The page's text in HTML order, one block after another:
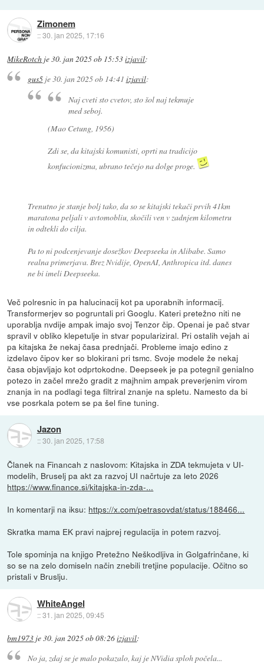
Zimonem
::30. jan 2025, 17:16
MikeRotch je30. jan 2025 ob 15:53izjavil:
gus5je30. jan 2025 ob 14:41 izjavil:
Naj cveti sto cvetov, sto šol naj tekmuje
med seboj.
(Mao Cetung, 1956)
Zdi se, da kitajski komunisti, oprti na tradicijo
konfucionizma, ubrano tečejo na dolge proge.
Trenutno je stanje bolj tako, da so se kitajski tekači prvih 41km
maratona peljali v avtomobliu, skočili ven v zadnjem kilometru
in odtekli do cilja.
Pa to ni podcenjevanje dosežkov Deepseeka in Alibabe. Samo
realna primerjava. Brez Nvidije, OpenAI, Anthropica itd. danes
ne bi imeli Deepseeka.
Več polresnic in pa halucinacij kot pa uporabnih informacij.
Transformerjev so pogruntali pri Googlu. Kateri pretežno niti ne
uporablja nvdije ampak imajo svoj Tenzor čip. Openai je pač stvar
spravil v obliko klepetulje in stvar populariziral. Pri ostalih vejah ai
pa kitajska že nekaj časa prednjači. Probleme imajo edino z
izdelavo čipov ker so blokirani pri tsmc. Svoje modele že nekaj
časa objavljajo kot odprtokodne. Deepseek je pa potegnil genialno
potezo in začel mrežo gradit z majhnim ampak preverjenim virom
znanja in na podlagi tega filtriral znanje na spletu. Namesto da bi
vse posrkala potem se pa šel fine tuning.
Jazon
::30. jan 2025, 17:58
Članek na Financah z naslovom: Kitajska in ZDA tekmujeta v UI-
modelih, Bruselj pa akt za razvoj UI načrtuje za leto 2026
https://www.finance.si/kitajska-in-zda-...
In komentarji na iksu: https://x.com/petrasovdat/status/188466...
Skratka mama EK pravi najprej regulacija in potem razvoj.
Tole spominja na knjigo Pretežno Neškodljiva in Golgafrinčane, ki
so se na zelo domiseln način znebili tretjine populacije. Očitno so
pristali v Bruslju.
WhiteAngel
::31. jan 2025, 09:45
bm1973 je30. jan 2025 ob 08:26izjavil:
No ja, zdaj se je malo pokazalo, kaj je NVidia sploh počela...